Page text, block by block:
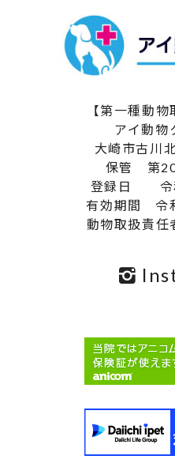
【第一種動物
アイ動物
大崎市古川
保管 第
登録日 令
有効期間 令
動物取扱責